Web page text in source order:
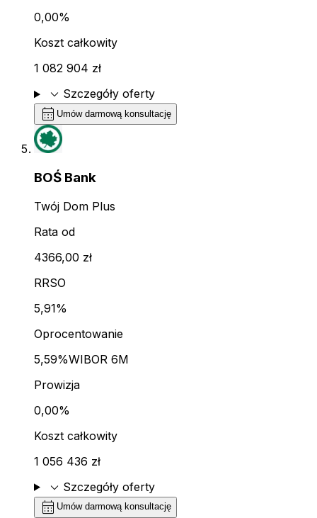
0,00%
Koszt całkowity
1 082 904 zł
expand_more Szczegóły oferty
calendar_month Umów darmową konsultację
BOŚ Bank
Twój Dom Plus
Rata od
4366,00 zł
RRSO
5,91%
Oprocentowanie
5,59%WIBOR 6M
Prowizja
0,00%
Koszt całkowity
1 056 436 zł
expand_more Szczegóły oferty
calendar_month Umów darmową konsultację